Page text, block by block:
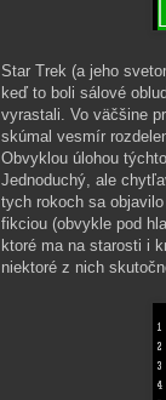
Star Trek (a jeho
keď to boli sálové
vyrastali. Vo väčšine
skúmal vesmír
Obvyklou úlohou
Jednoduchý, ale
tych rokoch sa
fikciou (obvykle pod
ktoré ma na starosti i
niektoré z nich